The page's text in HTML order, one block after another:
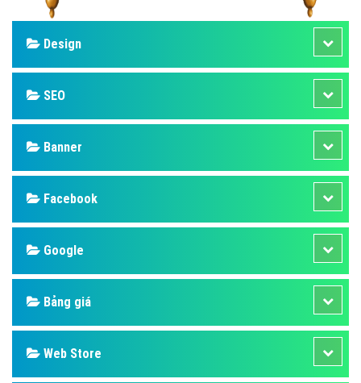
Design
SEO
Banner
Facebook
Google
Bảng giá
Web Store